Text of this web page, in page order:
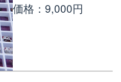
価格：9,000円